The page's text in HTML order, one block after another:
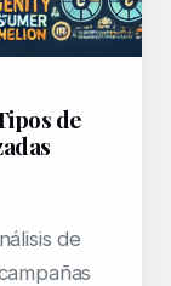
de
de